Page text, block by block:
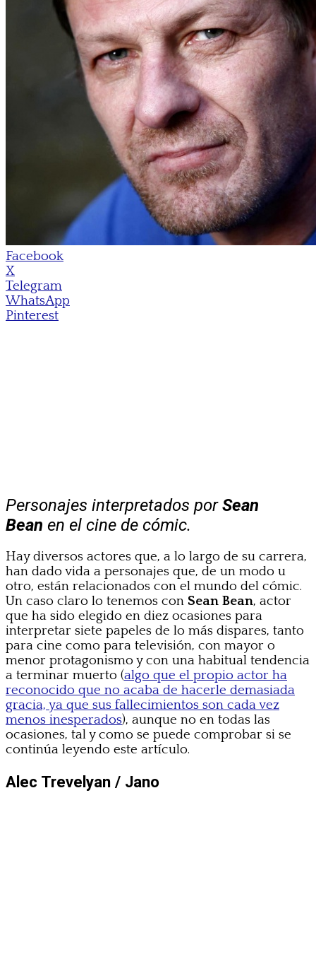
Facebook
X
Telegram
WhatsApp
Pinterest
Personajes interpretados porSean
Bean en el cine de cómic.
Hay diversos actores que, a lo largo de su carrera,
han dado vida a personajes que, de un modo u
otro, están relacionados con el mundo del cómic.
Un caso claro lo tenemos con Sean Bean, actor
que ha sido elegido en diez ocasiones para
interpretar siete papeles de lo más dispares, tanto
para cine como para televisión, con mayor o
menor protagonismo y con una habitual tendencia
a terminar muerto (algo que el propio actor ha
reconocido que no acaba de hacerle demasiada
gracia, ya que sus fallecimientos son cada vez
menos inesperados), aunque no en todas las
ocasiones, tal y como se puede comprobar si se
continúa leyendo este artículo.
Alec Trevelyan / Jano